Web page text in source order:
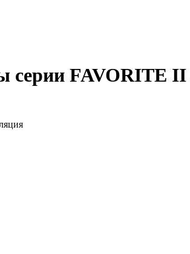
серии FAVORITE II